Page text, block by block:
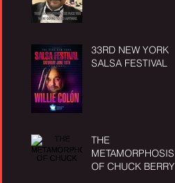
33RD NEW YORK
SALSA FESTIVAL
THE
METAMORPHOSIS
OF CHUCK BERRY